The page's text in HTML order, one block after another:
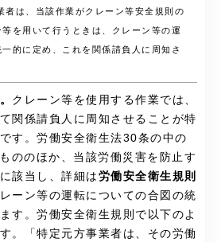
者は、当該作業がクレーン等安全規則の
を用いて行うときは、クレーン等の運
的に定め、これを関係請負人に周知さ
クレーン等を使用する作業では、
関係請負人に周知させることが特
す。労働安全衛生法30条の中の
ののほか、当該労働災害を防止す
該当し、詳細は 労働安全衛生規則
ーン等の運転についての合図の統
す。労働安全衛生規則で以下のよ
。「特定元方事業者は、その労働